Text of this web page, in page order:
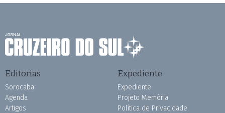
Editorias
Sorocaba
Agenda
Artigos
Expediente
Expediente
Projeto Memória
Política de Privacidade